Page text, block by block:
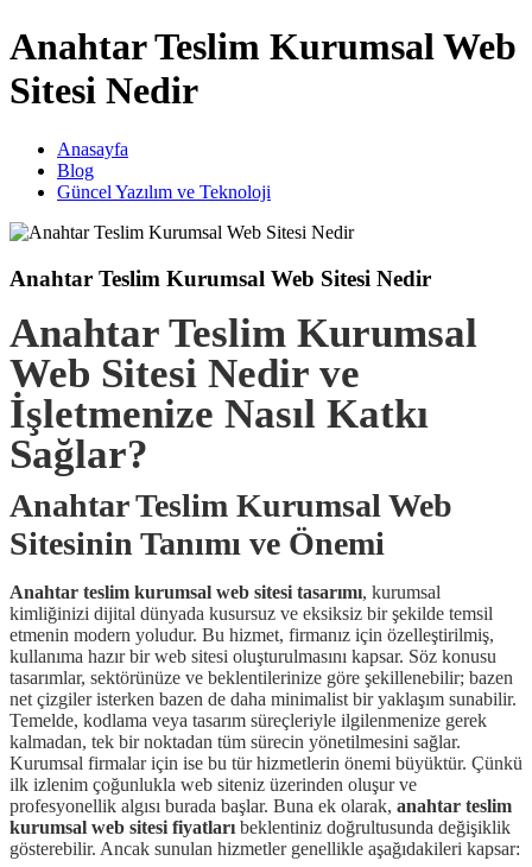
Anahtar Teslim Kurumsal Web
Sitesi Nedir
Anasayfa
Blog
Güncel Yazılım ve Teknoloji
Anahtar Teslim Kurumsal Web Sitesi Nedir
Anahtar Teslim Kurumsal
Web Sitesi Nedir ve
İşletmenize Nasıl Katkı
Sağlar?
Anahtar Teslim Kurumsal Web
Sitesinin Tanımı ve Önemi
Anahtar teslim kurumsal web sitesi tasarımı, kurumsal
kimliğinizi dijital dünyada kusursuz ve eksiksiz bir şekilde temsil
etmenin modern yoludur. Bu hizmet, firmanız için özelleştirilmiş,
kullanıma hazır bir web sitesi oluşturulmasını kapsar. Söz konusu
tasarımlar, sektörünüze ve beklentilerinize göre şekillenebilir; bazen
net çizgiler isterken bazen de daha minimalist bir yaklaşım sunabilir.
Temelde, kodlama veya tasarım süreçleriyle ilgilenmenize gerek
kalmadan, tek bir noktadan tüm sürecin yönetilmesini sağlar.
Kurumsal firmalar için ise bu tür hizmetlerin önemi büyüktür. Çünkü
ilk izlenim çoğunlukla web siteniz üzerinden oluşur ve
profesyonellik algısı burada başlar. Buna ek olarak, anahtar teslim
kurumsal web sitesi fiyatları beklentiniz doğrultusunda değişiklik
gösterebilir. Ancak sunulan hizmetler genellikle aşağıdakileri kapsar: